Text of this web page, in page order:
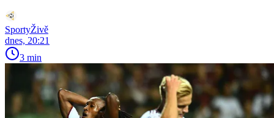
SportyŽivě
dnes, 20:21
3 min